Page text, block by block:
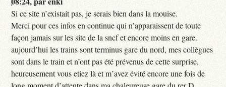
Si ce site n’existait pas, je serais bien dans la mouise.
Merci pour ces infos en continue qui n’apparaissent de toute
façon jamais sur les site de la sncf et encore moins en gare.
aujourd’hui les trains sont terminus gare du nord, mes collègues
sont dans le train et n’ont pas été prévenus de cette surprise,
heureusement vous etiez là et m’avez évité encore une fois de